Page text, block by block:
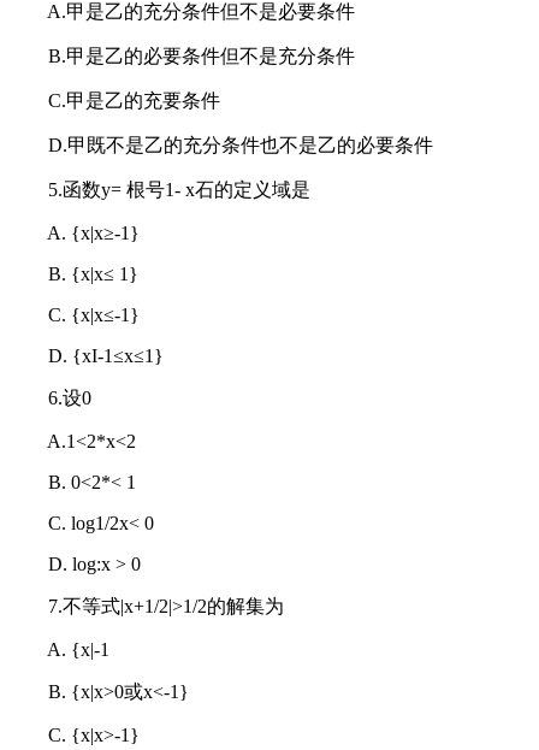
A.甲是乙的充分条件但不是必要条件
B.甲是乙的必要条件但不是充分条件
C.甲是乙的充要条件
D.甲既不是乙的充分条件也不是乙的必要条件
5.函数y= 根号1- x石的定义域是
A. {x|x≥-1}
B. {x|x≤ 1}
C. {x|x≤-1}
D. {xI-1≤x≤1}
6.设0
A.1<2*x<2
B. 0<2*< 1
C. log1/2x< 0
D. log:x > 0
7.不等式|x+1/2|>1/2的解集为
A. {x|-1
B. {x|x>0或x<-1}
C. {x|x>-1}